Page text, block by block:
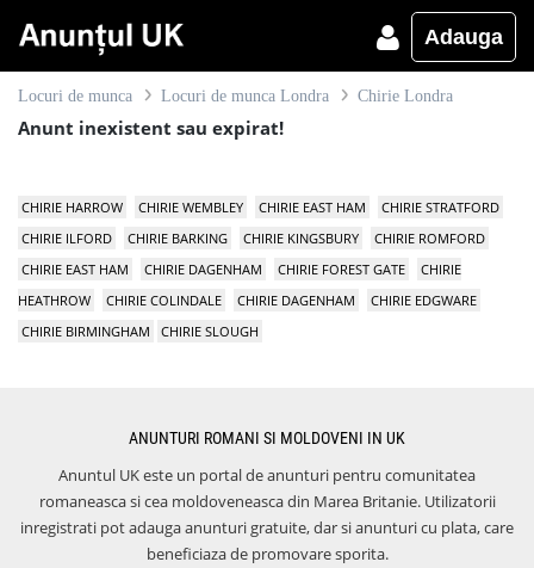
Adauga
Locuri de munca Locuri de munca Londra Chirie Londra
Anunt inexistent sau expirat!
CHIRIE HARROW CHIRIE WEMBLEY CHIRIE EAST HAM
CHIRIE STRATFORD
CHIRIE ILFORD
CHIRIE BARKING CHIRIE KINGSBURY
CHIRIE ROMFORD
CHIRIE EAST HAM
CHIRIE DAGENHAM CHIRIE FOREST GATE
CHIRIE
HEATHROW
CHIRIE COLINDALE CHIRIE DAGENHAM
CHIRIE EDGWARE
CHIRIE BIRMINGHAM
CHIRIE SLOUGH
ANUNTURI ROMANI SI MOLDOVENI IN UK
Anuntul UK este un portal de anunturi pentru comunitatea
romaneasca si cea moldoveneasca din Marea Britanie. Utilizatorii
inregistrati pot adauga anunturi gratuite, dar si anunturi cu plata, care
beneficiaza de promovare sporita.